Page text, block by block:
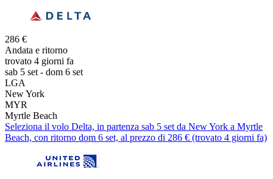
286 €
Andata e ritorno
trovato 4 giorni fa
sab 5 set - dom 6 set
LGA
New York
MYR
Myrtle Beach
Seleziona il volo Delta, in partenza sab 5 set da New York a Myrtle
Beach, con ritorno dom 6 set, al prezzo di 286 € (trovato 4 giorni fa)